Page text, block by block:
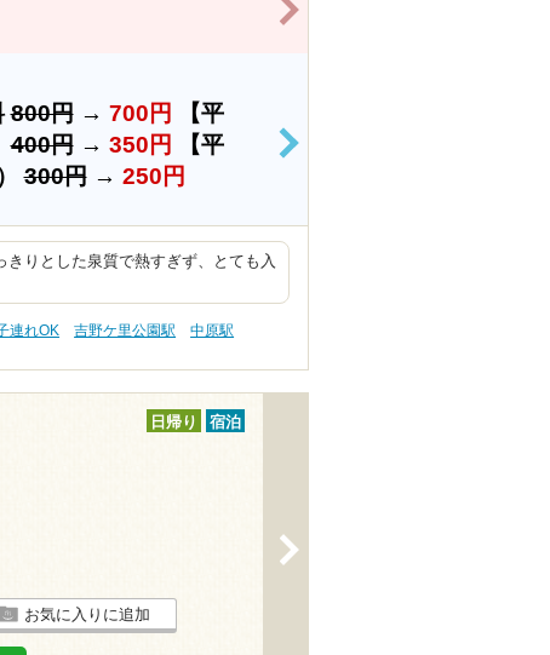
800円→ 700円
【平
400円→ 350円
【平
300円→ 250円
>
りとした泉質で熱すぎず、とても入
連れOK 吉野ケ里公園駅
中原駅
日帰り 宿泊
お気に入りに追加